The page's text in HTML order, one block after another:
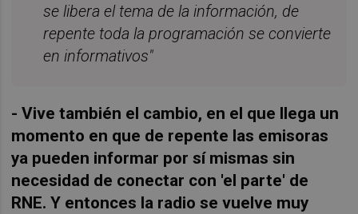
se libera el tema de la información, de
repente toda la programación se convierte
en informativos"
- Vive también el cambio, en el que llega un
momento en que de repente las emisoras
ya pueden informar por sí mismas sin
necesidad de conectar con 'el parte' de
RNE. Y entonces la radio se vuelve muy